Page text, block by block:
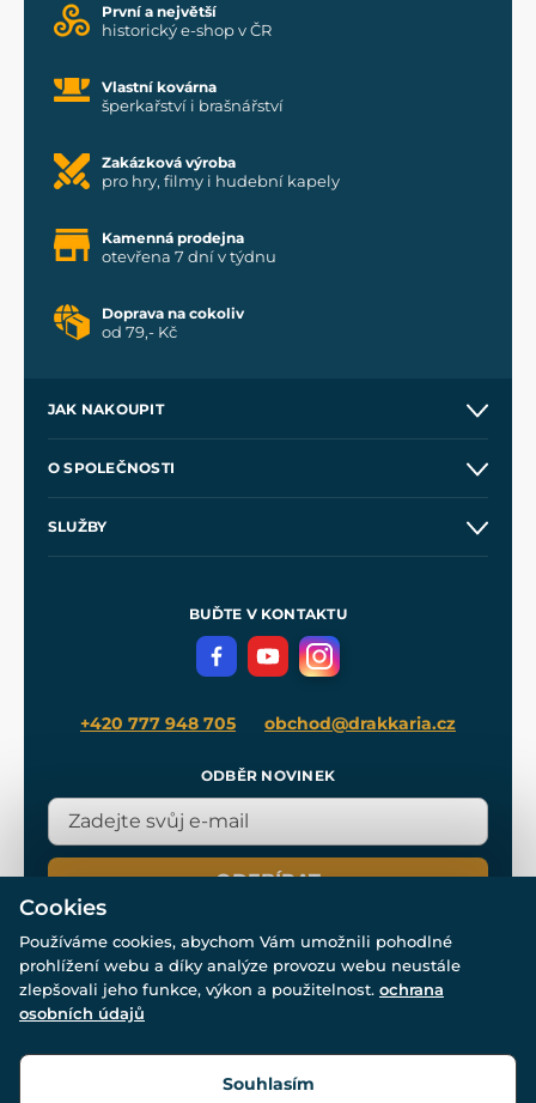
První a největší
historický e-shop v ČR
Vlastní kovárna
šperkařství i brašnářství
Zakázková výroba
pro hry, filmy i hudební kapely
Kamenná prodejna
otevřena 7 dní v týdnu
Doprava na cokoliv
od 79,- Kč
JAK NAKOUPIT
Velkoobchod
O SPOLEČNOSTI
SLUŽBY
Meče pro Kingdom Come
BUĎTE V KONTAKTU
+420 777 948 705 obchod@drakkaria.cz
ODBĚR NOVINEK
ODEBÍRAT
© Všechna práva vyhrazena. www.drakkaria.cz 2007-2026.
Cookies
Používáme cookies, abychom Vám umožnili pohodlné
prohlížení webu a díky analýze provozu webu neustále
zlepšovali jeho funkce, výkon a použitelnost. ochrana
osobních údajů
Souhlasím